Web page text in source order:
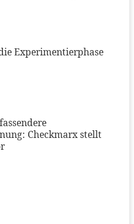
Experimentierphase
Checkmarx stellt